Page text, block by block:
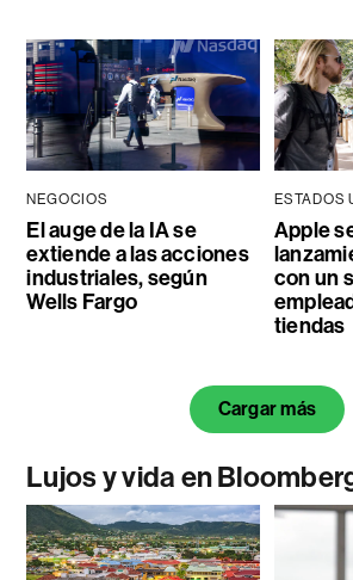
NEGOCIOS
El auge de la IA se
extiende a las acciones
industriales, según
Wells Fargo
ESTADOS
Apple
con un
tiendas
Cargar más
Lujos y vida en